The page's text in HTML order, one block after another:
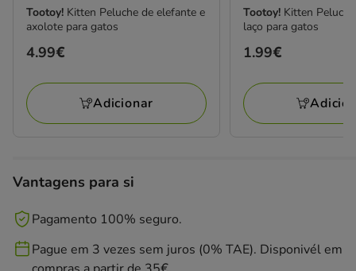
Tootoy! Kitten Peluche de elefante e
axolote para gatos
Preço
4.99€
Adicionar
Tootoy! Kitten
laço para gatos
Preço
1.99€
Vantagens para si
Pagamento 100% seguro.
Pague em 3 vezes sem juros (0% TAE). Disponivél em